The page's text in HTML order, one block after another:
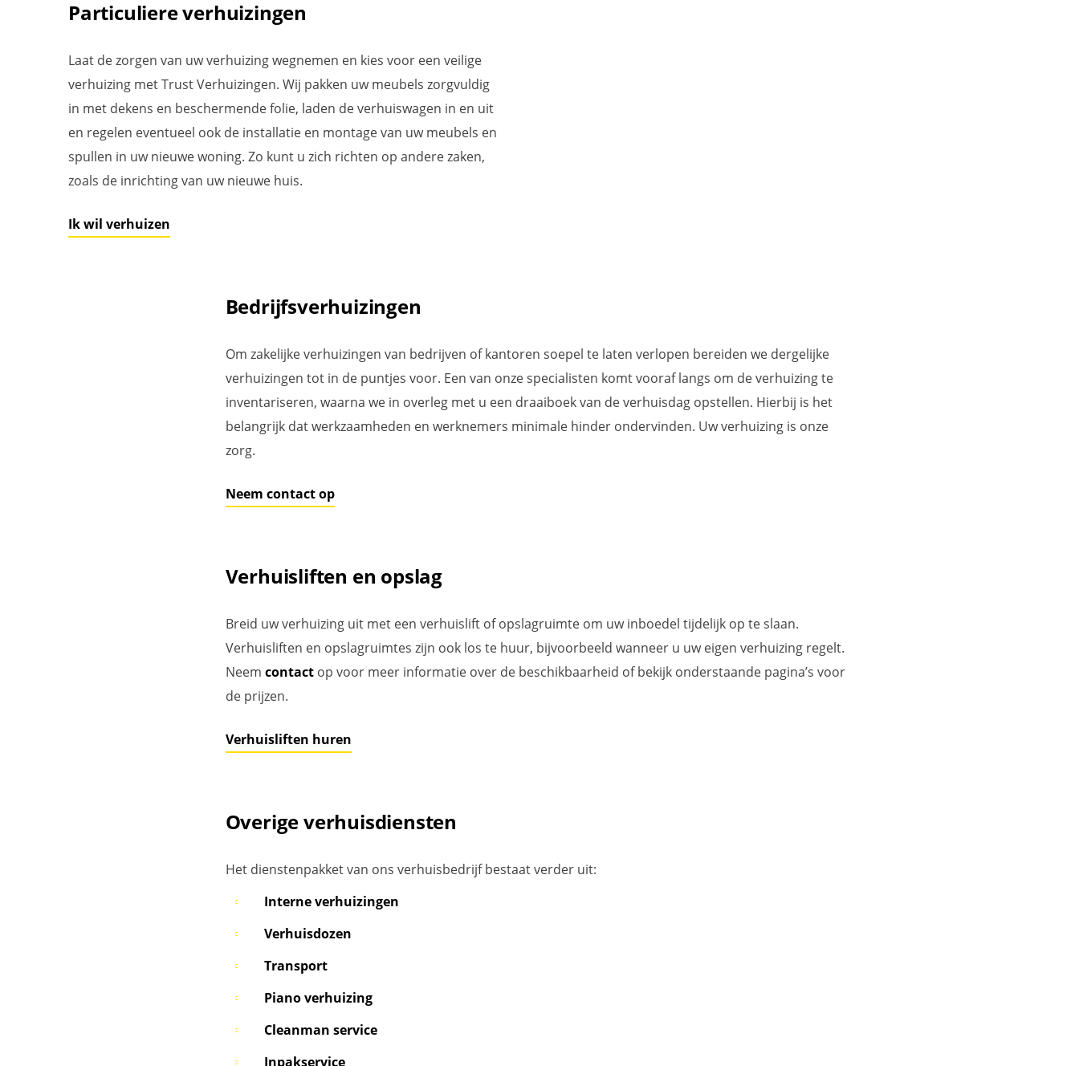
Particuliere verhuizingen
Laat de zorgen van uw verhuizing wegnemen en kies voor een veilige
verhuizing met Trust Verhuizingen. Wij pakken uw meubels zorgvuldig
in met dekens en beschermende folie, laden de verhuiswagen in en uit
en regelen eventueel ook de installatie en montage van uw meubels en
spullen in uw nieuwe woning. Zo kunt u zich richten op andere zaken,
zoals de inrichting van uw nieuwe huis.
Ik wil verhuizen
Bedrijfsverhuizingen
Om zakelijke verhuizingen van bedrijven of kantoren soepel te laten verlopen bereiden we dergelijke
verhuizingen tot in de puntjes voor. Een van onze specialisten komt vooraf langs om de verhuizing te
inventariseren, waarna we in overleg met u een draaiboek van de verhuisdag opstellen. Hierbij is het
belangrijk dat werkzaamheden en werknemers minimale hinder ondervinden. Uw verhuizing is onze
zorg.
Neem contact op
Verhuisliften en opslag
Breid uw verhuizing uit met een verhuislift of opslagruimte om uw inboedel tijdelijk op te slaan.
Verhuisliften en opslagruimtes zijn ook los te huur, bijvoorbeeld wanneer u uw eigen verhuizing regelt.
Neem contactop voor meer informatie over de beschikbaarheid of bekijk onderstaande pagina’s voor
de prijzen.
Verhuisliften huren
Overige verhuisdiensten
Het dienstenpakket van ons verhuisbedrijf bestaat verder uit:
Interne verhuizingen
Verhuisdozen
Transport
Piano verhuizing
Cleanman service
Inpakservice